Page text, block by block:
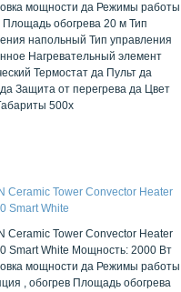
мощности да Режимы работы
Площадь обогрева 20 м Тип
напольный Тип управления
Нагревательный элемент
Термостат да Пульт да
Защита от перегрева да Цвет
500x
Ceramic Tower Convector Heater
Smart White
Ceramic Tower Convector Heater
Smart White Мощность: 2000 Вт
мощности да Режимы работы
, обогрев Площадь обогрева